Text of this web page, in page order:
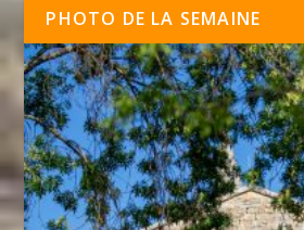
PHOTO DE LA SEMAINE